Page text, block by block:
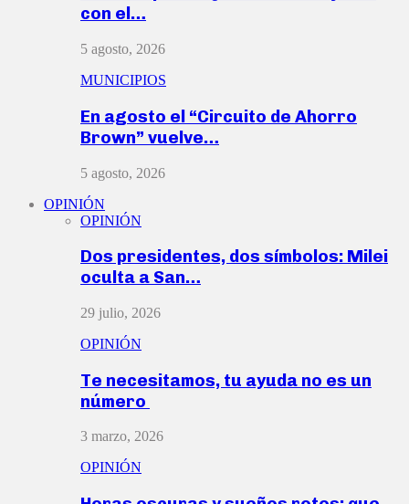
con el…
5 agosto, 2026
MUNICIPIOS
En agosto el “Circuito de Ahorro
Brown” vuelve…
5 agosto, 2026
OPINIÓN
OPINIÓN
Dos presidentes, dos símbolos: Milei
oculta a San…
29 julio, 2026
OPINIÓN
Te necesitamos, tu ayuda no es un
número
3 marzo, 2026
OPINIÓN